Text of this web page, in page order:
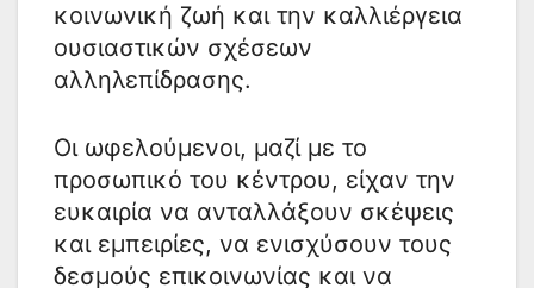
κοινωνική ζωή και την καλλιέργεια
ουσιαστικών σχέσεων
αλληλεπίδρασης.
Οι ωφελούμενοι, μαζί με το
προσωπικό του κέντρου, είχαν την
ευκαιρία να ανταλλάξουν σκέψεις
και εμπειρίες, να ενισχύσουν τους
δεσμούς επικοινωνίας και να